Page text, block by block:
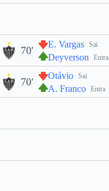
Sai
E. Vargas
Entra
Deyverson
70'
Sai
Otávio
Entra
A. Franco
70'